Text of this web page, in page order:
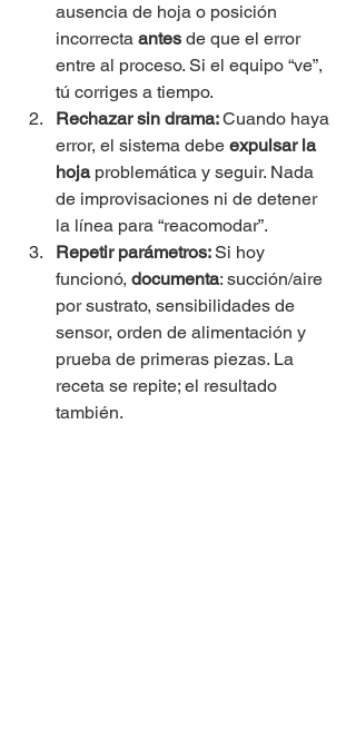
ausencia de hoja o posición
incorrecta antes de que el error
entre al proceso. Si el equipo “ve”,
tú corriges a tiempo.
Rechazar sin drama: Cuando haya
error, el sistema debe expulsar la
hoja problemática y seguir. Nada
de improvisaciones ni de detener
la línea para “reacomodar”.
Repetir parámetros: Si hoy
funcionó, documenta: succión/aire
por sustrato, sensibilidades de
sensor, orden de alimentación y
prueba de primeras piezas. La
receta se repite; el resultado
también.